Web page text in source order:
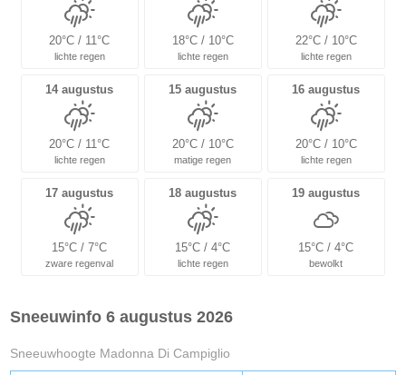
20°C / 11°C
lichte regen
18°C / 10°C
lichte regen
22°C / 10°C
lichte regen
14 augustus
20°C / 11°C
lichte regen
15 augustus
20°C / 10°C
matige regen
16 augustus
20°C / 10°C
lichte regen
17 augustus
15°C / 7°C
zware regenval
18 augustus
15°C / 4°C
lichte regen
19 augustus
15°C / 4°C
bewolkt
Sneeuwinfo 6 augustus 2026
Sneeuwhoogte Madonna Di Campiglio